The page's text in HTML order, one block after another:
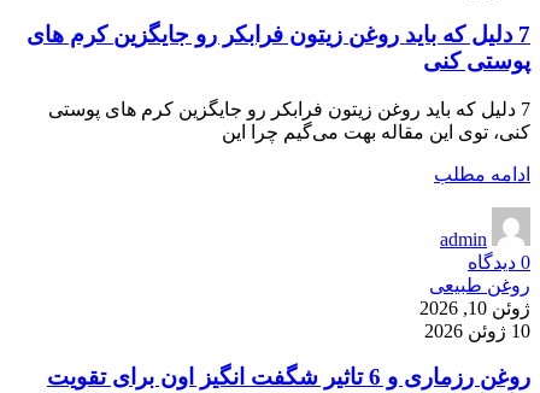
7 دلیل که باید روغن زیتون فرابکر رو جایگزین کرم های
پوستی کنی
7 دلیل که باید روغن زیتون فرابکر رو جایگزین کرم های پوستی
کنی، توی این مقاله بهت می‌گیم چرا این
ادامه مطلب
admin
0 دیدگاه
روغن طبیعی
ژوئن 10, 2026
10 ژوئن 2026
روغن رزماری و 6 تاثیر شگفت انگیز اون برای تقویت